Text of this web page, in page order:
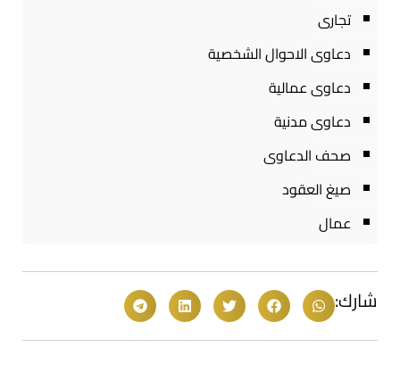
تجارى
دعاوى الاحوال الشخصية
دعاوى عمالية
دعاوى مدنية
صحف الدعاوى
صيغ العقود
عمال
شارك: